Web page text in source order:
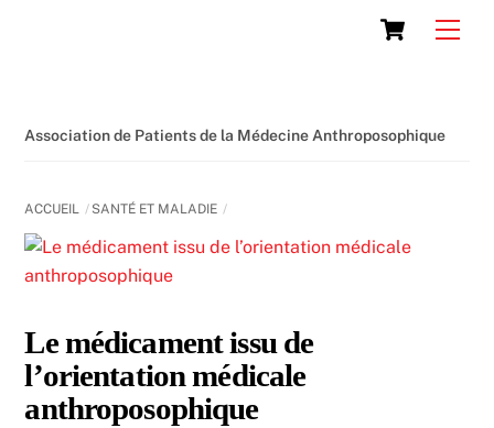
Cart
Association de Patients de la Médecine Anthroposophique
ACCUEIL SANTÉ ET MALADIE
Le médicament issu de
l’orientation médicale
anthroposophique